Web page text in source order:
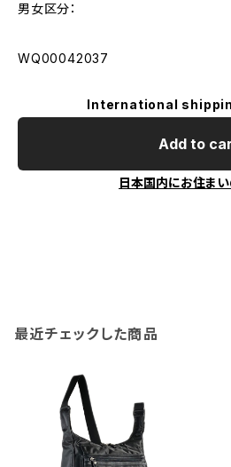
男女区分：
WQ00042037
International
Add to
日本国内にお住ま
最近チェックした商品